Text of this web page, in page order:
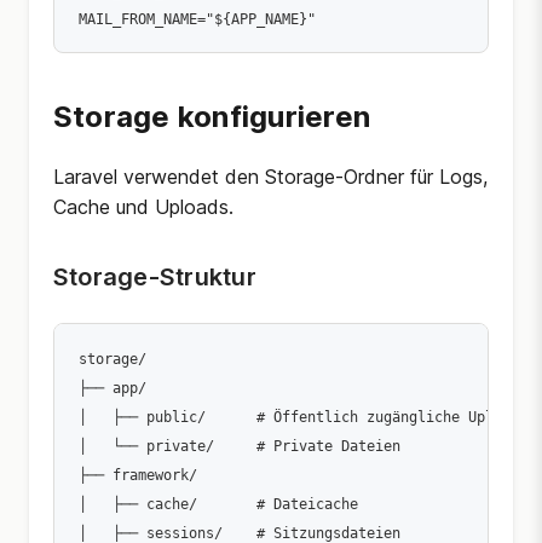
Storage konfigurieren
Laravel verwendet den Storage-Ordner für Logs,
Cache und Uploads.
Storage-Struktur
storage/
├── app/
│   ├── public/      # Öffentlich zugängliche Uploads
│   └── private/     # Private Dateien
├── framework/
│   ├── cache/       # Dateicache
│   ├── sessions/    # Sitzungsdateien